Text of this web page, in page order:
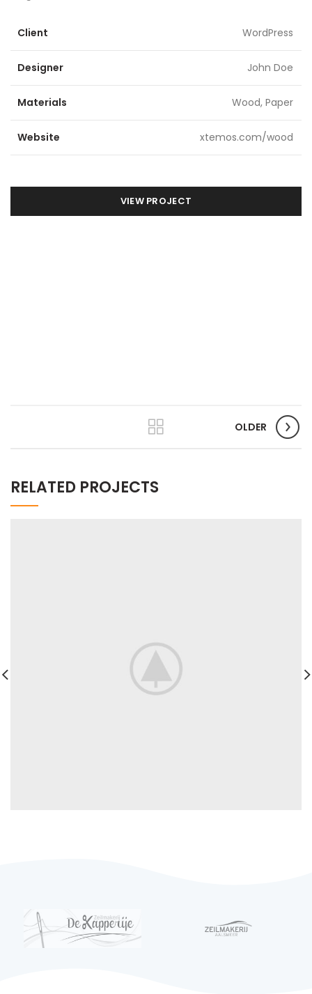
Client WordPress
Designer John Doe
Materials Wood, Paper
Website xtemos.com/wood
VIEW PROJECT
OLDER
RELATED PROJECTS